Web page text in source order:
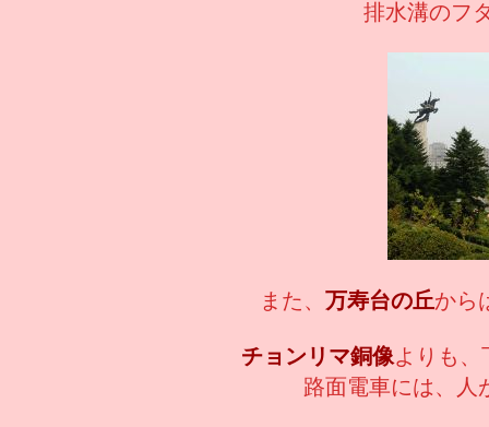
排水溝のフ
また、 万寿台の丘から
チョンリマ銅像よりも
路面電車には、人